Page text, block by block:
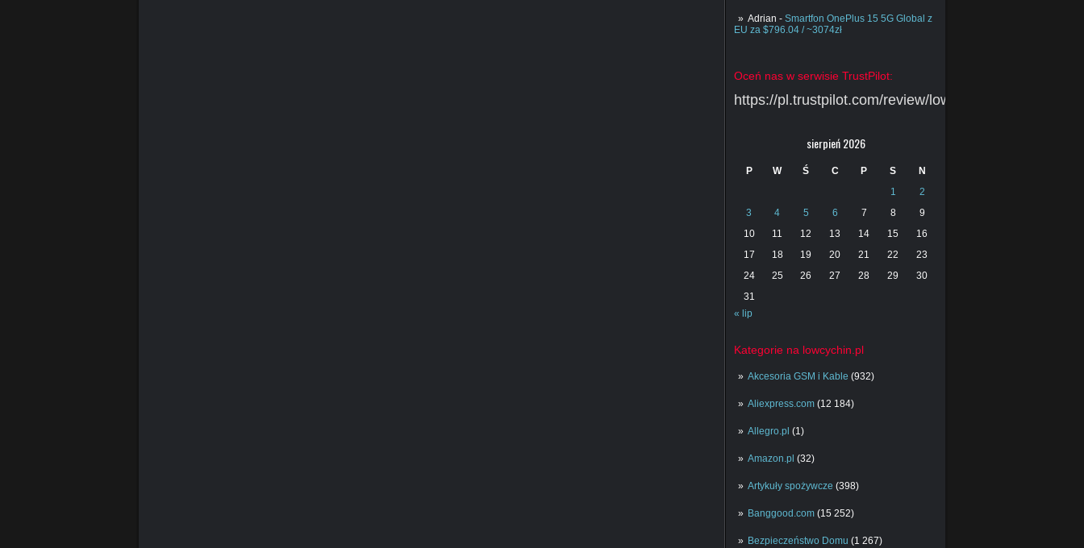
Adrian - Smartfon OnePlus 15 5G Global z
EU za $796.04 / ~3074zł
Oceń nas w serwisie TrustPilot:
https://pl.trustpilot.com/review/lowcychin.pl
sierpień 2026
P W Ś C P S
N
1
2
3
4 5 6 7 8
9
10
11 12 13 14 15
16
17
18 19 20 21 22
23
24
25 26 27 28 29
30
31
« lip
Kategorie na lowcychin.pl
Akcesoria GSM i Kable (932)
Aliexpress.com (12 184)
Allegro.pl (1)
Amazon.pl (32)
Artykuły spożywcze (398)
Banggood.com (15 252)
Bezpieczeństwo Domu (1 267)